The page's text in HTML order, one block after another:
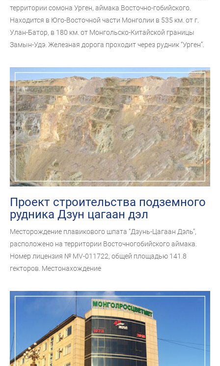
территории сомона Урген, аймака Восточно-гобийского.
Находится в Юго-Восточной части Монголии в 535 км. от г.
Улан-Батор, в 180 км. от Монгольско-Китайской границы
Замын-Удэ. Железная дорога проходит через рудник “Урген”.
Проект строительства подземного
рудника Дзун цагаан дэл
Месторождение плавикового шпата “Дзунь-Цагаан Дэль”,
расположено на территории Восточногобийского аймака.
Номер лицензия № MV-011722, общей площадью 141.8
гекторов. Местонахождение